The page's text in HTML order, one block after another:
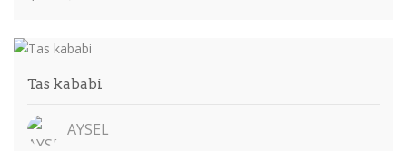
Tas kababi
AYSEL